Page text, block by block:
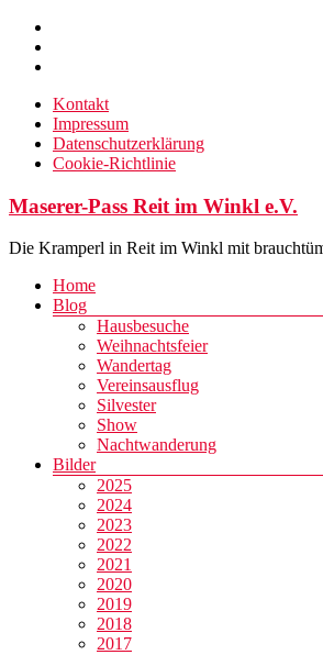
Zum
Inhalt
springen
Kontakt
Impressum
Datenschutzerklärung
Cookie-Richtlinie
Maserer-Pass Reit im Winkl e.V.
Die Kramperl in Reit im Winkl mit
Menü
Home
Blog
Hausbesuche
Weihnachtsfeier
Wandertag
Vereinsausflug
Silvester
Show
Nachtwanderung
Bilder
2025
2024
2023
2022
2021
2020
2019
2018
2017